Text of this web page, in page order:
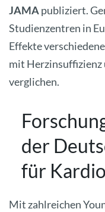
JAMApubliziert.
Studienzentren in
Effekte
mit
verglichen.
der
für
Mit zahlreichen